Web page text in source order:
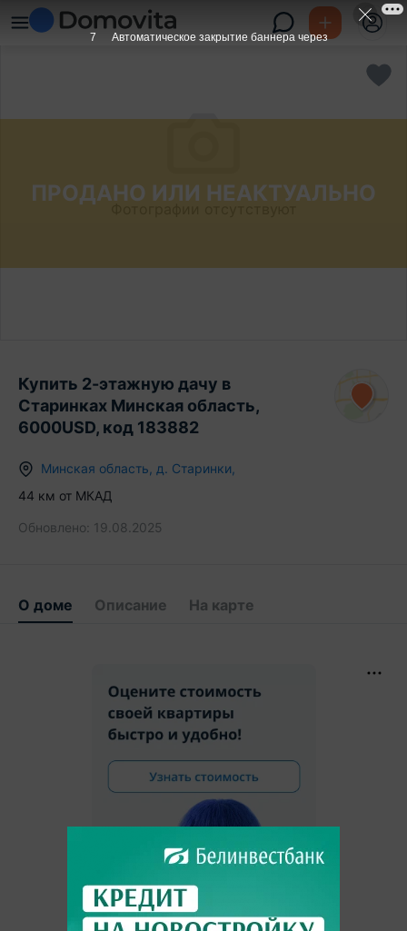
ПРОДАНО ИЛИ НЕАКТУАЛЬНО
Купить 2-этажную дачу в
Старинках Минская область,
6000USD, код 183882
Минская область д. Старинки
44 км от МКАД
Обновлено: 19.08.2025
О доме Описание На карте
7 Автоматическое закрытие баннера через